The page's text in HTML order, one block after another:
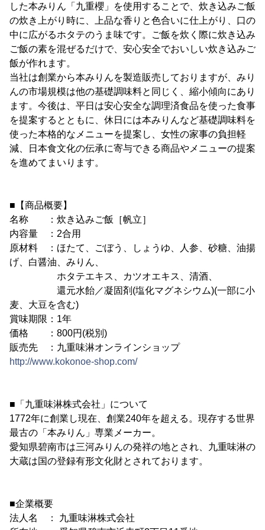
した本みりん「九重櫻」を使用することで、炊き込みご飯
の炊き上がり時に、上品な香りと色合いに仕上がり、口の
中に広がるホタテのうま味です。ご飯を炊く際に炊き込み
ご飯の素を混ぜるだけで、安心安全でおいしい炊き込みご
飯が作れます。
当社は創業から本みりんを製造販売しておりますが、みり
んの市場規模は他の基礎調味料と同じく、縮小傾向にあり
ます。今後は、平日は安心安全な調理済食品を使った食事
を提案するとともに、休日には本みりんなど基礎調味料を
使った本格的なメニューを提案し、女性の家事の負担軽
減、日本食文化の伝承に寄与できる商品やメニューの提案
を進めてまいります。
■【商品概要】
名称 ：炊き込みご飯［帆立］
内容量 ：2合用
原材料 ：ほたて、ごぼう、しょうゆ、人参、砂糖、油揚
げ、白醤油、みりん、
ホタテエキス、カツオエキス、清酒、
還元水飴／凝固剤(塩化マグネシウム)(一部に小
麦、大豆を含む)
賞味期限：1年
価格 ：800円(税別)
販売先 ：九重味淋オンラインショップ
http://www.kokonoe-shop.com/
■「九重味淋株式会社」について
1772年に創業し現在、創業240年を超える。現存する世界
最古の「本みりん」専業メーカー。
愛知県碧南市は三河みりんの発祥の地とされ、九重味淋の
大蔵は国の登録有形文化財とされております。
■企業概要
法人名 ： 九重味淋株式会社